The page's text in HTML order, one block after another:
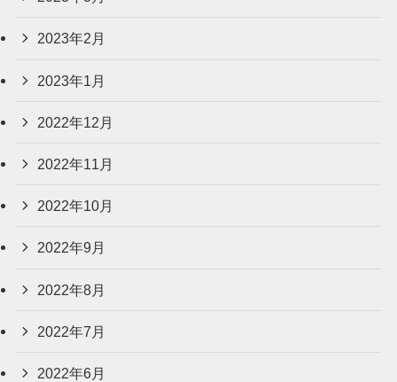
2023年2月
2023年1月
2022年12月
2022年11月
2022年10月
2022年9月
2022年8月
2022年7月
2022年6月